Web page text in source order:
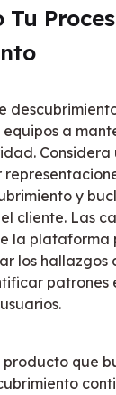
a
y
cliente. Las
la plataforma
los hallazgos
patrones
producto que